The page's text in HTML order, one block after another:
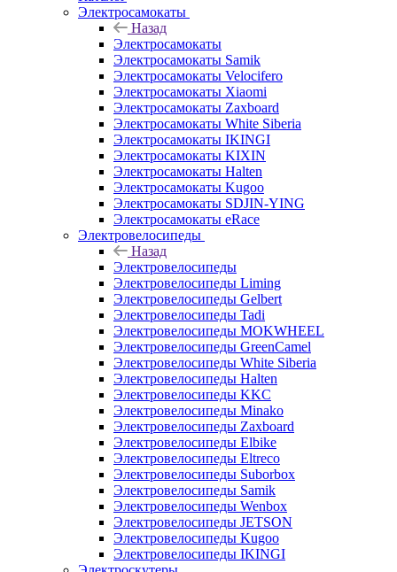
Электросамокаты
Назад
Электросамокаты
Электросамокаты Samik
Электросамокаты Velocifero
Электросамокаты Xiaomi
Электросамокаты Zaxboard
Электросамокаты White Siberia
Электросамокаты IKINGI
Электросамокаты KIXIN
Электросамокаты Halten
Электросамокаты Kugoo
Электросамокаты SDJIN-YING
Электросамокаты eRace
Электровелосипеды
Назад
Электровелосипеды
Электровелосипеды Liming
Электровелосипеды Gelbert
Электровелосипеды Tadi
Электровелосипеды MOKWHEEL
Электровелосипеды GreenCamel
Электровелосипеды White Siberia
Электровелосипеды Halten
Электровелосипеды KKC
Электровелосипеды Minako
Электровелосипеды Zaxboard
Электровелосипеды Elbike
Электровелосипеды Eltreco
Электровелосипеды Suborbox
Электровелосипеды Samik
Электровелосипеды Wenbox
Электровелосипеды JETSON
Электровелосипеды Kugoo
Электровелосипеды IKINGI